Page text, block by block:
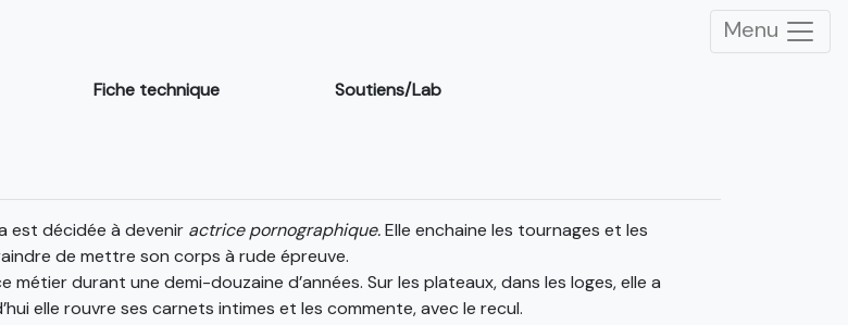
Menu
Fiche technique Soutiens/Lab
est décidée à devenir actrice pornographique.Elle enchaine les tournages et les
de mettre son corps à rude épreuve.
durant une demi-douzaine d’années. Sur les plateaux, dans les loges, elle a
elle rouvre ses carnets intimes et les commente, avec le recul.